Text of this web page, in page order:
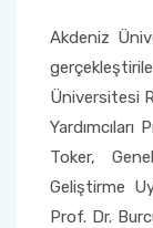
Akdeniz
Üniversitesi
Toker,
Geliştirme
Prof. Dr.
2022-2026
Faaliyet Raporları
Akademik Tören
İlahiyat Fakültesi
İletişim Fakültesi
Kemer
Kumluca Sağlık
Sağlık Hizmetleri
Serik Gülsün
Sosyal Bilimler
Teknik Bilimler
Yapı İşleri ve
Uluslararası
Mezun Bilgi
Sıkça Sorulan
Dış Kaynaklı
AB Projeleri
TÜBİTAK Projeleri